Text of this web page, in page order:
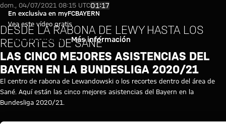
Vídeo: Las 5 mejores
Reproducir vídeo
En exclusiva en myFCBAYERN
Vea este vídeo gratis
Iniciar sesión Más información
dom., 04/07/2021 08:15 UTC01:17
DESDE LA RABONA DE LEWY HASTA LOS
RECORTES DE SANÉ
LAS CINCO MEJORES ASISTENCIAS DEL
BAYERN EN LA BUNDESLIGA 2020/21
El centro de rabona de Lewandowski o los recortes dentro del área de
Sané. Aquí están las cinco mejores asistencias del Bayern en la
Bundesliga 2020/21.